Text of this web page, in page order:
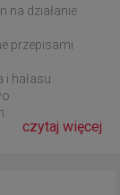
na działanie
przepisami
hałasu
czytaj więcej